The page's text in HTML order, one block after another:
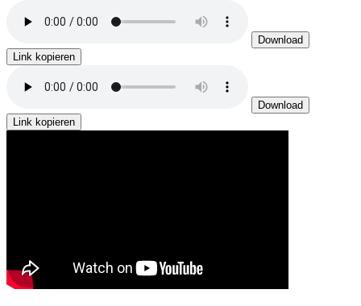
Download
Link kopieren
Download
Link kopieren